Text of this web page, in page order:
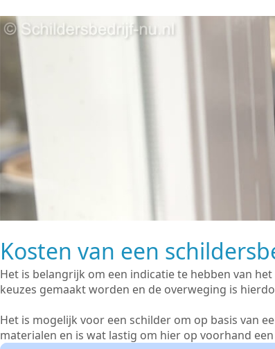
Kosten van een
Het is belangrijk om een indicatie te hebben van
keuzes gemaakt worden en de overweging is
Het is mogelijk voor een schilder om op basis van
materialen en is wat lastig om hier op voorhand